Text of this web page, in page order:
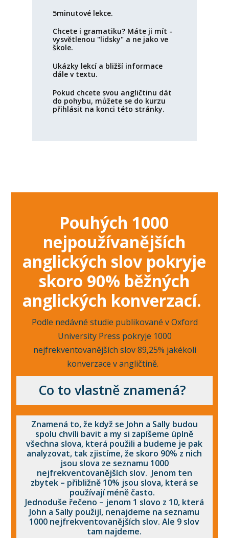
5minutové lekce.
Chcete i gramatiku? Máte ji mít -
vysvětlenou "lidsky" a ne jako ve
škole.
Ukázky lekcí a bližší informace
dále v textu.
Pokud chcete svou angličtinu dát
do pohybu, můžete se do kurzu
přihlásit na konci této stránky.
Pouhých 1000
nejpoužívanějších
anglických slov pokryje
skoro 90% běžných
anglických konverzací.
Podle nedávné studie publikované v Oxford
University Press pokryje 1000
nejfrekventovanějších slov 89,25% jakékoli
konverzace v angličtině.
Co to vlastně znamená?
Znamená to, že když se John a Sally budou
spolu chvíli bavit a my si zapíšeme úplně
všechna slova, která použili a budeme je pak
analyzovat, tak zjistíme, že skoro 90% z nich
jsou slova ze seznamu 1000
nejfrekventovanějších slov. Jenom ten
zbytek – přibližně 10% jsou slova, která se
používají méně často.
Jednoduše řečeno – jenom 1 slovo z 10, která
John a Sally použijí, nenajdeme na seznamu
1000 nejfrekventovanějších slov. Ale 9 slov
tam najdeme.